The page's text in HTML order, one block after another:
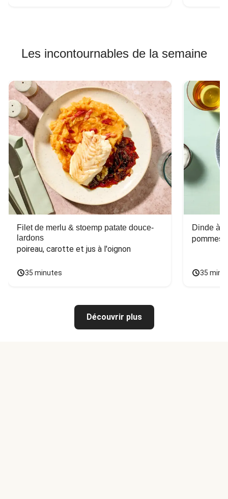
Les incontournables de la semaine
Filet de merlu & stoemp patate douce-
lardons
poireau, carotte et jus à l'oignon
35 minutes
Dinde à
pommes
35
Découvrir plus